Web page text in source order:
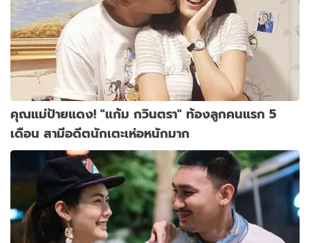
คุณแม่ป้ายแดง! "แก้ม กวินตรา" ท้องลูกคนแรก 5
เดือน สามีอดีตนักเตะเห่อหนักมาก